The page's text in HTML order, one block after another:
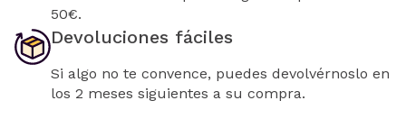
50€.
Devoluciones fáciles
Si algo no te convence, puedes devolvérnoslo en
los 2 meses siguientes a su compra.